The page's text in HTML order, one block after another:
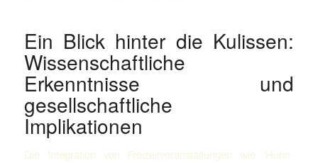
Ein Blick hinter die Kulissen:
Wissenschaftliche
Erkenntnisse und
gesellschaftliche
Implikationen
Die Integration von Freizeitveranstaltungen wie ‘Huhn-